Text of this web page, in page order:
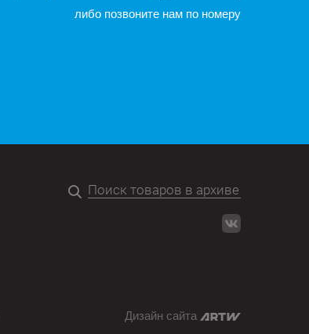
либо позвоните нам по номеру
Дизайн сайта